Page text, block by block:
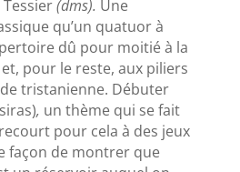
Tessier(dms). Une
qu’un quatuor à
dû pour moitié à la
pour le reste, aux piliers
tristanienne. Débuter
, un thème qui se fait
pour cela à des jeux
façon de montrer que